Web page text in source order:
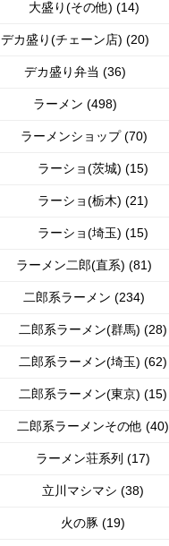
大盛り(その他) (14)
デカ盛り(チェーン店) (20)
デカ盛り弁当 (36)
ラーメン (498)
ラーメンショップ (70)
ラーショ(茨城) (15)
ラーショ(栃木) (21)
ラーショ(埼玉) (15)
ラーメン二郎(直系) (81)
二郎系ラーメン (234)
二郎系ラーメン(群馬) (28)
二郎系ラーメン(埼玉) (62)
二郎系ラーメン(東京) (15)
二郎系ラーメンその他 (40)
ラーメン荘系列 (17)
立川マシマシ (38)
火の豚 (19)